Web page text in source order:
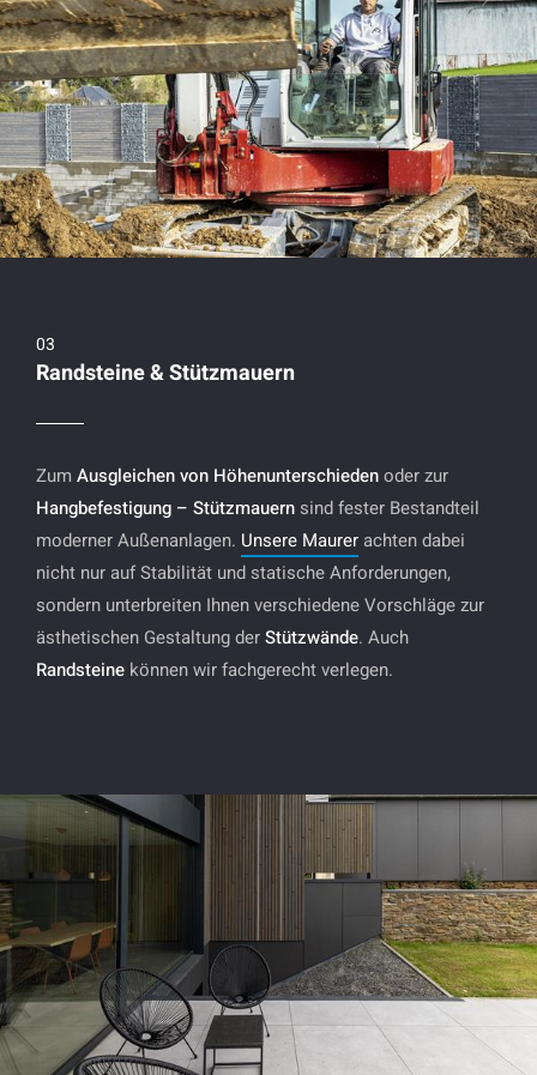
Randsteine & Stützmauern
Zum Ausgleichen von Höhenunterschiedenoder zur
Hangbefestigung – Stützmauern sind fester Bestandteil
moderner Außenanlagen. Unsere Maurer achten dabei
nicht nur auf Stabilität und statische Anforderungen,
sondern unterbreiten Ihnen verschiedene Vorschläge zur
ästhetischen Gestaltung derStützwände. Auch
Randsteine können wir fachgerecht verlegen.